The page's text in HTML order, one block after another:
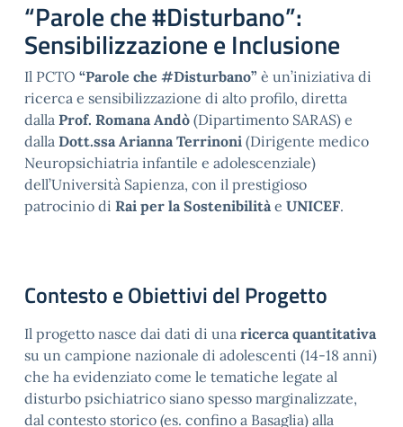
“Parole che #Disturbano”:
Sensibilizzazione e Inclusione
Il PCTO “Parole che #Disturbano” è un’iniziativa di
ricerca e sensibilizzazione di alto profilo, diretta
dalla Prof. Romana Andò (Dipartimento SARAS) e
dalla Dott.ssa Arianna Terrinoni (Dirigente medico
Neuropsichiatria infantile e adolescenziale)
dell’Università Sapienza, con il prestigioso
patrocinio di Rai per la Sostenibilitàe UNICEF.
Contesto e Obiettivi del Progetto
Il progetto nasce dai dati di una ricerca quantitativa
su un campione nazionale di adolescenti (14-18 anni)
che ha evidenziato come le tematiche legate al
disturbo psichiatrico siano spesso marginalizzate,
dal contesto storico (es. confino a Basaglia) alla